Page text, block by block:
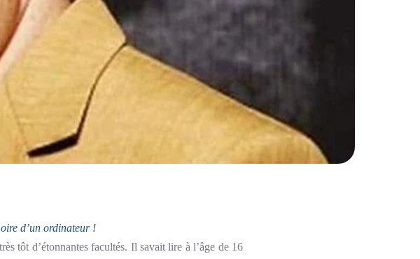
d’un ordinateur !
d’étonnantes facultés. Il savait lire à l’âge de 16